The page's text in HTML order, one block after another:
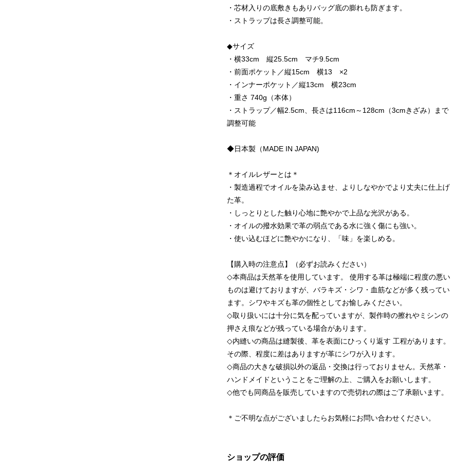
・芯材入りの底敷きもありバッグ底の膨れも防ぎます。
・ストラップは長さ調整可能。
◆サイズ
・横33cm 縦25.5cm マチ9.5cm
・前面ポケット／縦15cm 横13 ×2
・インナーポケット／縦13cm 横23cm
・重さ 740g（本体）
・ストラップ／幅2.5cm、長さは116cm～128cm（3cmきざみ）まで
調整可能
◆日本製（MADE IN JAPAN)
＊オイルレザーとは＊
・製造過程でオイルを染み込ませ、よりしなやかでより丈夫に仕上げ
た革。
・しっとりとした触り心地に艶やかで上品な光沢がある。
・オイルの撥水効果で革の弱点である水に強く傷にも強い。
・使い込むほどに艶やかになり、「味」を楽しめる。
【購入時の注意点】（必ずお読みください）
◇本商品は天然革を使用しています。 使用する革は極端に程度の悪い
ものは避けておりますが、バラキズ・シワ・血筋などが多く残ってい
ます。シワやキズも革の個性としてお愉しみください。
◇取り扱いには十分に気を配っていますが、製作時の擦れやミシンの
押さえ痕などが残っている場合があります。
◇内縫いの商品は縫製後、革を表面にひっくり返す 工程があります。
その際、程度に差はありますが革にシワが入ります。
◇商品の大きな破損以外の返品・交換は行っておりません。天然革・
ハンドメイドということをご理解の上、ご購入をお願いします。
◇他でも同商品を販売していますので売切れの際はご了承願います。
＊ご不明な点がございましたらお気軽にお問い合わせください。
ショップの評価